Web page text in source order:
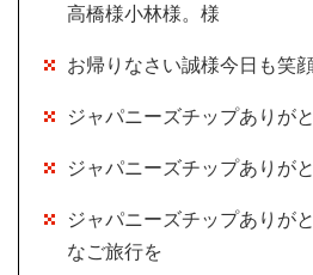
高橋様小林様。様
お帰りなさい誠様今日も笑
ジャパニーズチップありが
ジャパニーズチップありが
ジャパニーズチップありが
なご旅行を